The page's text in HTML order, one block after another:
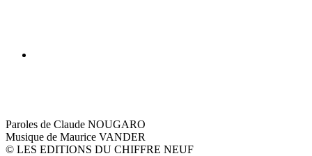
Paroles de Claude NOUGARO
Musique de Maurice VANDER
© LES EDITIONS DU CHIFFRE NEUF